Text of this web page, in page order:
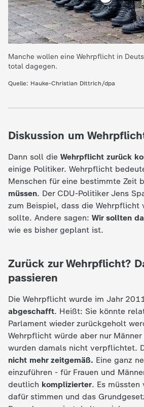
c
h
n
d
e
Z
D
Manche wollen eine Wehrpflicht in
total dagegen.
Quelle: Hauke-Christian Dittrich/dpa
Diskussion um
Dann soll die Wehrpflicht zurück
einige Politiker. Wehrpflicht
Menschen für eine bestimmte Zeit
müssen. Der CDU-Politiker Jens
zum Beispiel, dass die Wehrpflicht
sollte. Andere sagen: Wir sollten
wie es bisher geplant ist.
Zurück zur Wehrpflicht?
passieren
Die Wehrpflicht wurde im Jahr
abgeschafft. Heißt: Sie könnte
Parlament wieder zurückgeholt
Wehrpflicht würde aber nur
wurden damals nicht verpflichtet.
nicht mehr zeitgemäß. Eine ganz
einzuführen - für Frauen und
deutlich komplizierter. Es müssten
dafür stimmen und das